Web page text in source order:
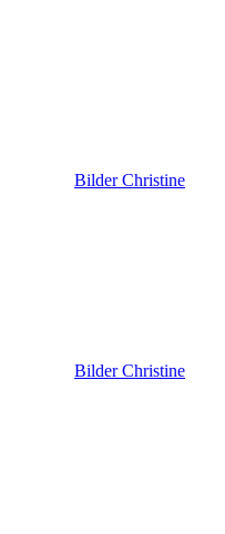
Bilder Christine
Bilder Christine